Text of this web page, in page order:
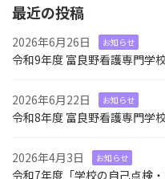
最近の投稿
2026年6月26日 お知らせ
令和9年度 富良野看護専門学
2026年6月22日 お知らせ
令和8年度 富良野看護専門学
2026年4月3日 お知らせ
令和7年度「学校の自己点検